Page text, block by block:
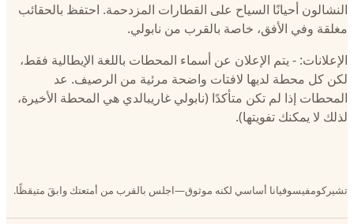
النشالون أحيانًا السياح على القطارات المزدحمة. احتفظ بالحقائب
مغلقة وفي الأفق، خاصة بالقرب من نابولي.
الإعلانات: - يتم الإعلان عن أسماء المحطات باللغة الإيطالية فقط،
لكن كل محطة لديها لافتات واضحة مرئية من الرصيف. عد
المحطات إذا لم تكن متأكدًا (نابولي غاريبالدي هي المحطة الأخيرة،
لذلك لا يمكنك تفويتها).
تشيركومفيسوفيانا أساسي لكنه موثوق—اجلس بالقرب من أمتعتك وابقَ متيقظًا.